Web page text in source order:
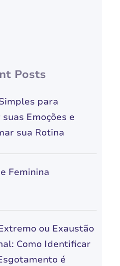
Posts
para
Emoções e
sua Rotina
Feminina
ou Exaustão
Como Identificar
é